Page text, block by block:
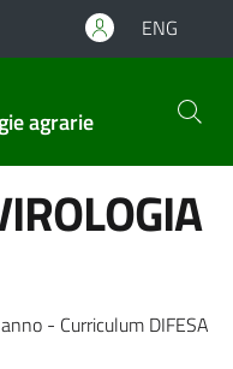
ENG
agrarie
- Curriculum DIFESA